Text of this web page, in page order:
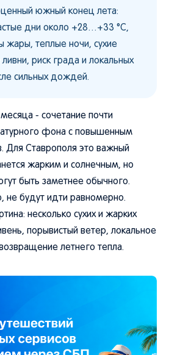
южный конец лета:
дни около +28…+33 °C,
жары, теплые ночи, сухие
риск града и локальных
сильных дождей.
- сочетание почти
фона с повышенным
Для Ставрополя это важный
жарким и солнечным, но
быть заметнее обычного.
не будут идти равномерно.
несколько сухих и жарких
порывистый ветер, локальное
летнего тепла.